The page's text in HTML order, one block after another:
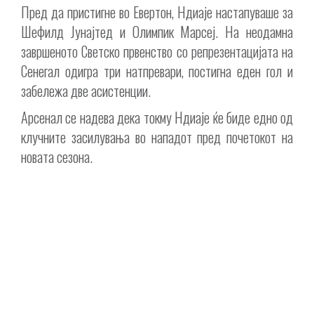
Пред да пристигне во Евертон, Ндиаје настапуваше за
Шефилд Јунајтед и Олимпик Марсеј. На неодамна
завршеното Светско првенство со репрезентацијата на
Сенегал одигра три натпревари, постигна еден гол и
забележа две асистенции.
Арсенал се надева дека токму Ндиаје ќе биде едно од
клучните засилувања во нападот пред почетокот на
новата сезона.